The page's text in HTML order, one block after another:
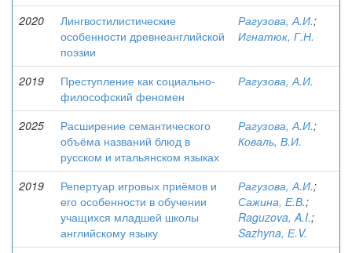
2020
Лингвостилистические
особенности древнеанглийской
поэзии
Рагузова, А.И.;
Игнатюк, Г.Н.
2019
Преступление как социально-
философский феномен
Рагузова, А.И.
2025
Расширение семантического
объёма названий блюд в
русском и итальянском языках
Рагузова, А.И.;
Коваль, В.И.
2019
Репертуар игровых приёмов и
его особенности в обучении
учащихся младшей школы
английскому языку
Рагузова, А.И.;
Сажина, Е.В.;
Raguzova, A.I.;
Sazhyna, Е.V.